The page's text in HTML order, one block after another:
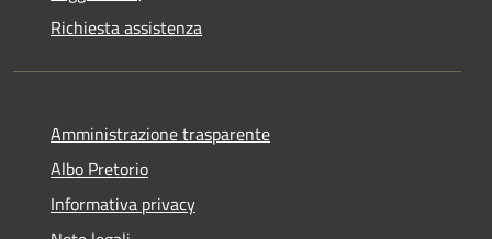
Richiesta assistenza
Amministrazione trasparente
Albo Pretorio
Informativa privacy